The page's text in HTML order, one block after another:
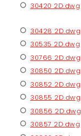
30420 2D.dwg
30428 2D.dwg
30535 2D.dwg
30766 2D.dwg
30850 2D.dwg
30852 2D.dwg
30855 2D.dwg
30856 2D.dwg
30857 2D.dwg